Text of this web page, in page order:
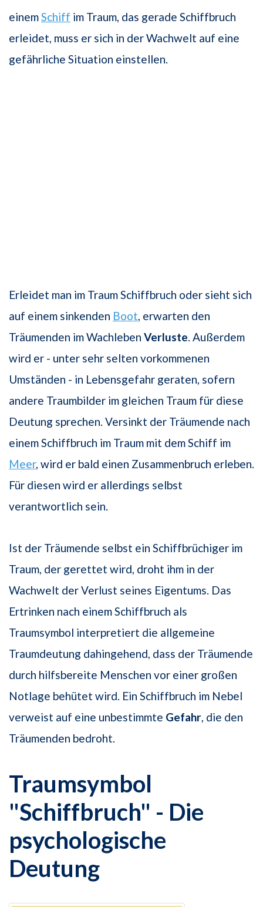
einemSchiff im Traum, das gerade Schiffbruch
erleidet, muss er sich in der Wachwelt auf eine
gefährliche Situation einstellen.
Erleidet man im Traum Schiffbruch oder sieht sich
auf einem sinkenden Boot, erwarten den
Träumenden im Wachleben Verluste. Außerdem
wird er - unter sehr selten vorkommenen
Umständen - in Lebensgefahr geraten, sofern
andere Traumbilder im gleichen Traum für diese
Deutung sprechen. Versinkt der Träumende nach
einem Schiffbruch im Traum mit dem Schiff im
Meer, wird er bald einen Zusammenbruch erleben.
Für diesen wird er allerdings selbst
verantwortlich sein.
Ist der Träumende selbst ein Schiffbrüchiger im
Traum, der gerettet wird, droht ihm in der
Wachwelt der Verlust seines Eigentums. Das
Ertrinken nach einem Schiffbruch als
Traumsymbol interpretiert die allgemeine
Traumdeutung dahingehend, dass der Träumende
durch hilfsbereite Menschen vor einer großen
Notlage behütet wird. Ein Schiffbruch im Nebel
verweist auf eine unbestimmte Gefahr, die den
Träumenden bedroht.
Traumsymbol
"Schiffbruch" - Die
psychologische
Deutung